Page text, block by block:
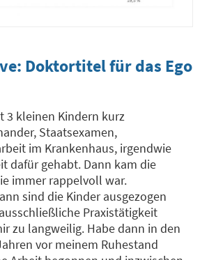
Doktortitel für das Ego
3 kleinen Kindern kurz
Staatsexamen,
im Krankenhaus, irgendwie
dafür gehabt. Dann kam die
immer rappelvoll war.
sind die Kinder ausgezogen
Praxistätigkeit
zu langweilig. Habe dann in den
vor meinem Ruhestand